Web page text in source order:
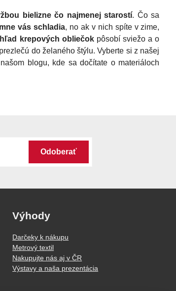
bielizne čo najmenej starostí. Čo sa
vás schladia, no ak v nich spíte v zime,
krepových obliečokpôsobí sviežo a o
do želaného štýlu. Vyberte si z našej
blogu, kde sa dočítate o materiáloch
Odoberať
Výhody
Darčeky k nákupu
Metrový textil
Nakupujte nás aj v ČR
Výstavy a naša prezentácia